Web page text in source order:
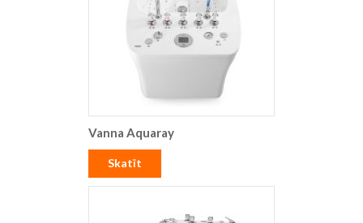
Vanna Aquaray
Skatīt